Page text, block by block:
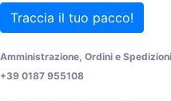
Traccia il tuo pacco!
Amministrazione, Ordini e
+39 0187 955108